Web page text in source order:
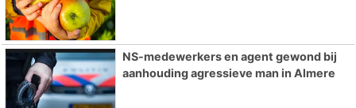
NS-medewerkers en agent gewond bij
aanhouding agressieve man in Almere